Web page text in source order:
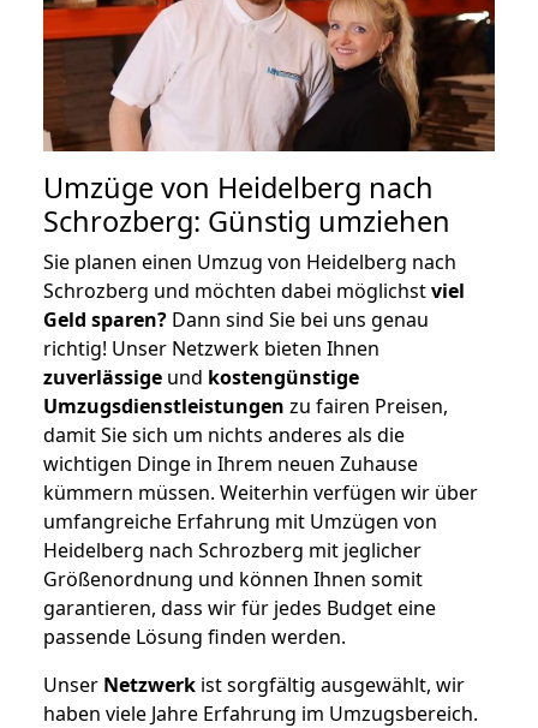
Umzüge von Heidelberg nach
Schrozberg: Günstig umziehen
Sie planen einen Umzug von Heidelberg nach
Schrozberg und möchten dabei möglichstviel
Geld sparen? Dann sind Sie bei uns genau
richtig! Unser Netzwerk bieten Ihnen
zuverlässige und kostengünstige
Umzugsdienstleistungen zu fairen Preisen,
damit Sie sich um nichts anderes als die
wichtigen Dinge in Ihrem neuen Zuhause
kümmern müssen. Weiterhin verfügen wir über
umfangreiche Erfahrung mit Umzügen von
Heidelberg nach Schrozberg mit jeglicher
Größenordnung und können Ihnen somit
garantieren, dass wir für jedes Budget eine
passende Lösung finden werden.
Unser Netzwerk ist sorgfältig ausgewählt, wir
haben viele Jahre Erfahrung im Umzugsbereich.